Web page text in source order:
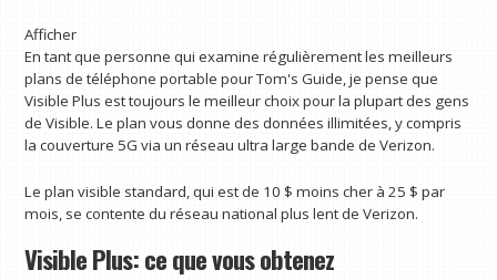
Afficher
En tant que personne qui examine régulièrement les meilleurs
plans de téléphone portable pour Tom's Guide, je pense que
Visible Plus est toujours le meilleur choix pour la plupart des gens
de Visible. Le plan vous donne des données illimitées, y compris
la couverture 5G via un réseau ultra large bande de Verizon.
Le plan visible standard, qui est de 10 $ moins cher à 25 $ par
mois, se contente du réseau national plus lent de Verizon.
Visible Plus: ce que vous obtenez